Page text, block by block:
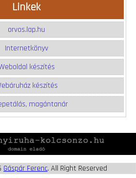
Linkek
orvos.lap.hu
Internetkönyv
készítés
készítés
magántanár
Gáspár Ferenc. All Right Reserved